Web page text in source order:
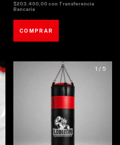
$203.400,00 con Transferencia
Bancaria
1 / 5